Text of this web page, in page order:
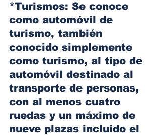
*Turismos: Se conoce
como automóvil de
turismo,​ también
conocido simplemente
como turismo,​ al tipo de
automóvil destinado al
transporte de personas,
con al menos cuatro
ruedas​ y un máximo de
nueve plazas incluido el